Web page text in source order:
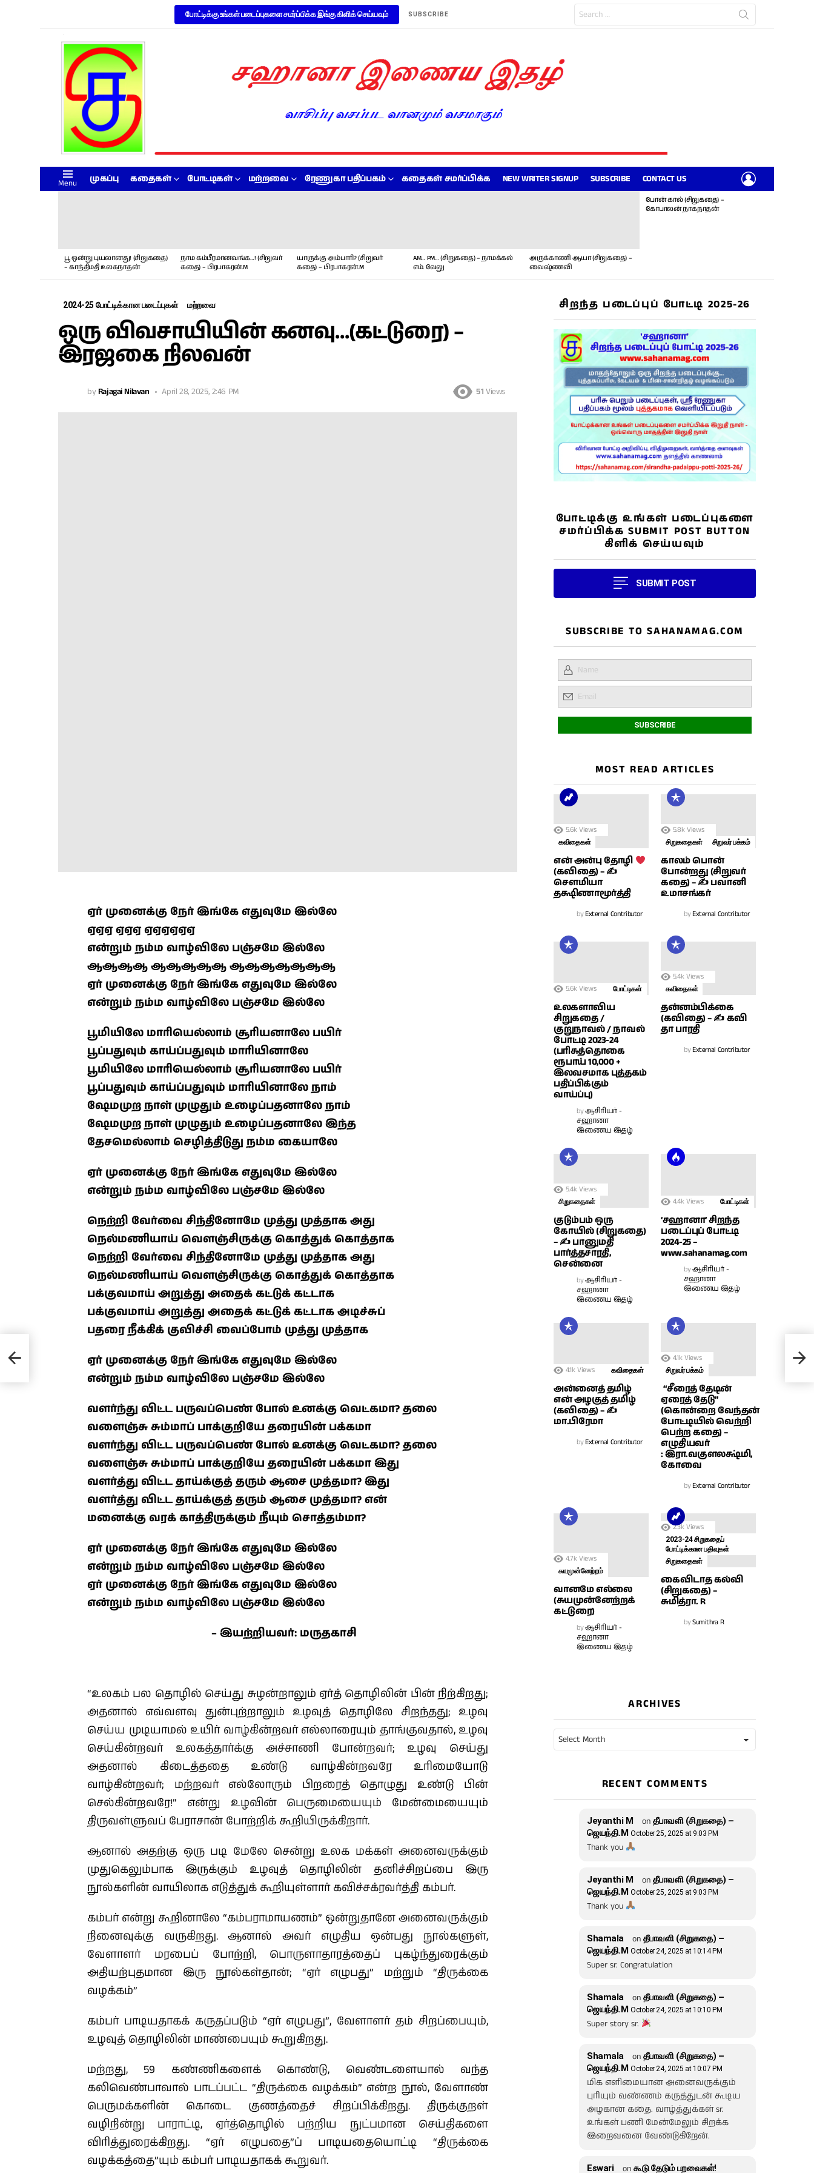
போட்டிக்கு உங்கள் படைப்புகளை சமர்ப்பிக்க இங்கு கிளிக் செய்யவும் SUBSCRIBE
for:
Menu முகப்பு கதைகள் போட்டிகள் மற்றவை ரேணுகா பதிப்பகம் கதைகள் சமர்ப்பிக்க NEW WRITER SIGNUP SUBSCRIBE CONTACT US
பூ ஒன்று புயலானது! (சிறுகதை)
– காந்திமதி உலகநாதன்
நாம கம்பீரமானவங்க…! (சிறுவர்
கதை) – பிரபாகரன்.M
யாருக்கு அம்பாரி? (சிறுவர்
கதை) – பிரபாகரன்.M
AM… PM… (சிறுகதை) – நாமக்கல்
எம். வேலு
அருக்காணி ஆயா (சிறுகதை) –
வைஷ்ணவி
போன் கால் (சிறுகதை) –
கோபாலன் நாகநாதன்
2024-25 போட்டிக்கான படைப்புகள் மற்றவை
ஒரு விவசாயியின் கனவு…(கட்டுரை) –
இரஜகை நிலவன்
byRajagai Nilavan April 28, 2025, 2:46 PM 51 Views
ஏர் முனைக்கு நேர் இங்கே எதுவுமே இல்லே
ஏஏஏ ஏஏஏ ஏஏஏஏஏஏ
என்றும் நம்ம வாழ்விலே பஞ்சமே இல்லே
ஆஆஆஆ ஆஆஆஆஆ ஆஆஆஆஆஆஆ
ஏர் முனைக்கு நேர் இங்கே எதுவுமே இல்லே
என்றும் நம்ம வாழ்விலே பஞ்சமே இல்லே
பூமியிலே மாரியெல்லாம் சூரியனாலே பயிர்
பூப்பதுவும் காய்ப்பதுவும் மாரியினாலே
பூமியிலே மாரியெல்லாம் சூரியனாலே பயிர்
பூப்பதுவும் காய்ப்பதுவும் மாரியினாலே நாம்
ஷேமமுற நாள் முழுதும் உழைப்பதனாலே நாம்
ஷேமமுற நாள் முழுதும் உழைப்பதனாலே இந்த
தேசமெல்லாம் செழித்திடுது நம்ம கையாலே
ஏர் முனைக்கு நேர் இங்கே எதுவுமே இல்லே
என்றும் நம்ம வாழ்விலே பஞ்சமே இல்லே
நெற்றி வேர்வை சிந்தினோமே முத்து முத்தாக அது
நெல்மணியாய் வெளஞ்சிருக்கு கொத்துக் கொத்தாக
நெற்றி வேர்வை சிந்தினோமே முத்து முத்தாக அது
நெல்மணியாய் வெளஞ்சிருக்கு கொத்துக் கொத்தாக
பக்குவமாய் அறுத்து அதைக் கட்டுக் கட்டாக
பக்குவமாய் அறுத்து அதைக் கட்டுக் கட்டாக அடிச்சுப்
பதரை நீக்கிக் குவிச்சி வைப்போம் முத்து முத்தாக
ஏர் முனைக்கு நேர் இங்கே எதுவுமே இல்லே
என்றும் நம்ம வாழ்விலே பஞ்சமே இல்லே
வளர்ந்து விட்ட பருவப்பெண் போல் உனக்கு வெட்கமா? தலை
வளைஞ்சு சும்மாப் பாக்குறியே தரையின் பக்கமா
வளர்ந்து விட்ட பருவப்பெண் போல் உனக்கு வெட்கமா? தலை
வளைஞ்சு சும்மாப் பாக்குறியே தரையின் பக்கமா இது
வளர்த்து விட்ட தாய்க்குத் தரும் ஆசை முத்தமா? இது
வளர்த்து விட்ட தாய்க்குத் தரும் ஆசை முத்தமா? என்
மனைக்கு வரக் காத்திருக்கும் நீயும் சொத்தம்மா?
ஏர் முனைக்கு நேர் இங்கே எதுவுமே இல்லே
என்றும் நம்ம வாழ்விலே பஞ்சமே இல்லே
ஏர் முனைக்கு நேர் இங்கே எதுவுமே இல்லே
என்றும் நம்ம வாழ்விலே பஞ்சமே இல்லே
– இயற்றியவர்: மருதகாசி
“உலகம் பல தொழில் செய்து சுழன்றாலும் ஏர்த் தொழிலின் பின் நிற்கிறது;
அதனால் எவ்வளவு துன்புற்றாலும் உழவுத் தொழிலே சிறந்தது; உழவு
செய்ய முடியாமல் உயிர் வாழ்கின்றவர் எல்லாரையும் தாங்குவதால், உழவு
செய்கின்றவர் உலகத்தார்க்கு அச்சாணி போன்றவர்; உழவு செய்து
அதனால் கிடைத்ததை உண்டு வாழ்கின்றவரே உரிமையோடு
வாழ்கின்றவர்; மற்றவர் எல்லோரும் பிறரைத் தொழுது உண்டு பின்
செல்கின்றவரே!” என்று உழவின் பெருமையையும் மேன்மையையும்
திருவள்ளுவப் பேராசான் போற்றிக் கூறியிருக்கிறார்.
ஆனால் அதற்கு ஒரு படி மேலே சென்று உலக மக்கள் அனைவருக்கும்
முதுகெலும்பாக இருக்கும் உழவுத் தொழிலின் தனிச்சிறப்பை இரு
நூல்களின் வாயிலாக எடுத்துக் கூறியுள்ளார் கவிச்சக்ரவர்த்தி கம்பர்.
கம்பர் என்று கூறினாலே “கம்பராமாயணம்” ஒன்றுதானே அனைவருக்கும்
நினைவுக்கு வருகிறது. ஆனால் அவர் எழுதிய ஒன்பது நூல்களுள்,
வேளாளர் மரபைப் போற்றி, பொருளாதாரத்தைப் புகழ்ந்துரைக்கும்
அதியற்புதமான இரு நூல்கள்தான்; “ஏர் எழுபது” மற்றும் “திருக்கை
வழக்கம்”
கம்பர் பாடியதாகக் கருதப்படும் “ஏர் எழுபது”, வேளாளர் தம் சிறப்பையும்,
உழவுத் தொழிலின் மாண்பையும் கூறுகிறது.
மற்றது, 59 கண்ணிகளைக் கொண்டு, வெண்டளையால் வந்த
கலிவெண்பாவால் பாடப்பட்ட “திருக்கை வழக்கம்” என்ற நூல், வேளாண்
பெருமக்களின் கொடை குணத்தைச் சிறப்பிக்கிறது. திருக்குறள்
வழிநின்று பாராட்டி, ஏர்த்தொழில் பற்றிய நுட்பமான செய்திகளை
விரித்துரைக்கிறது. “ஏர் எழுபதை”ப் பாடியதையொட்டி “திருக்கை
வழக்கத்தை”யும் கம்பர் பாடியதாகக் கூறுவர்.
சிறந்த படைப்புப் போட்டி 2025-26
போட்டிக்கு உங்கள் படைப்புகளை
சமர்ப்பிக்க SUBMIT POST BUTTON
கிளிக் செய்யவும்
SUBMIT POST
SUBSCRIBE TO SAHANAMAG.COM
MOST READ ARTICLES
5.6k Views
கவிதைகள்
என் அன்பு தோழி
(கவிதை) – ✍
சௌமியா
தக்ஷிணாமூர்த்தி
byExternal Contributor
5.8k Views
சிறுகதைகள் சிறுவர் பக்கம்
காலம் பொன்
போன்றது (சிறுவர்
கதை) – ✍ பவானி
உமாசங்கர்
byExternal Contributor
5.6k Views போட்டிகள்
உலகளாவிய
சிறுகதை /
குறுநாவல் / நாவல்
போட்டி 2023-24
(பரிசுத்தொகை
ரூபாய் 10,000 +
இலவசமாக புத்தகம்
பதிப்பிக்கும்
வாய்ப்பு)
byஆசிரியர் -
சஹானா
இணைய இதழ்
5.4k Views
கவிதைகள்
தன்னம்பிக்கை
(கவிதை) – ✍ கவி
தா பாரதி
byExternal Contributor
5.4k Views
சிறுகதைகள்
குடும்பம் ஒரு
கோயில் (சிறுகதை)
– ✍ பானுமதி
பார்த்தசாரதி,
சென்னை
byஆசிரியர் -
சஹானா
இணைய இதழ்
4.4k Views போட்டிகள்
‘சஹானா’ சிறந்த
படைப்புப் போட்டி
2024-25 –
www.sahanamag.com
byஆசிரியர் -
சஹானா
இணைய இதழ்
4.1k Views கவிதைகள்
அன்னைத் தமிழ்
என் அழகுத் தமிழ்
(கவிதை) – ✍
மா.பிரேமா
byExternal Contributor
4.1k Views
சிறுவர் பக்கம்
“சீரைத் தேடின்
ஏரைத் தேடு”
(கொன்றை வேந்தன்
போட்டியில் வெற்றி
பெற்ற கதை) –
எழுதியவர்
: இரா.வகுளலக்ஷ்மி,
கோவை
byExternal Contributor
4.7k Views
சுயமுன்னேற்றம்
வானமே எல்லை
(சுயமுன்னேற்றக்
கட்டுரை)
byஆசிரியர் -
சஹானா
இணைய இதழ்
2.3k Views
2023-24 சிறுகதைப்
போட்டிக்கான பதிவுகள்
சிறுகதைகள்
கைவிடாத கல்வி
(சிறுகதை) –
சுமித்ரா. R
bySumithra R
ARCHIVES
RECENT COMMENTS
Jeyanthi M on தீபாவளி (சிறுகதை) –
ஜெயந்தி.M October 25, 2025 at 9:03 PM
Thank you
Jeyanthi M on தீபாவளி (சிறுகதை) –
ஜெயந்தி.M October 25, 2025 at 9:03 PM
Thank you
Shamala onதீபாவளி (சிறுகதை) –
ஜெயந்தி.M October 24, 2025 at 10:14 PM
Super sr. Congratulation
Shamala onதீபாவளி (சிறுகதை) –
ஜெயந்தி.M October 24, 2025 at 10:10 PM
Super story sr.
Shamala onதீபாவளி (சிறுகதை) –
ஜெயந்தி.M October 24, 2025 at 10:07 PM
மிக எளிமையான அனைவருக்கும்
புரியும் வண்ணம் கருத்துடன் கூடிய
அழகான கதை. வாழ்த்துக்கள் sr.
உங்கள் பணி மேன்மேலும் சிறக்க
இறைவனை வேண்டுகிறேன்.
Eswari on கூடு தேடும் பறவைகள்!